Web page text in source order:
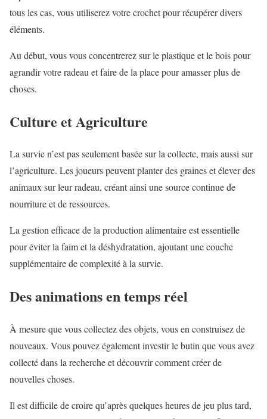
tous les cas, vous utiliserez votre crochet pour récupérer divers
éléments.
Au début, vous vous concentrerez sur le plastique et le bois pour
agrandir votre radeau et faire de la place pour amasser plus de
choses.
Culture et Agriculture
La survie n’est pas seulement basée sur la collecte, mais aussi sur
l’agriculture. Les joueurs peuvent planter des graines et élever des
animaux sur leur radeau, créant ainsi une source continue de
nourriture et de ressources.
La gestion efficace de la production alimentaire est essentielle
pour éviter la faim et la déshydratation, ajoutant une couche
supplémentaire de complexité à la survie.
Des animations en temps réel
À mesure que vous collectez des objets, vous en construisez de
nouveaux. Vous pouvez également investir le butin que vous avez
collecté dans la recherche et découvrir comment créer de
nouvelles choses.
Il est difficile de croire qu’après quelques heures de jeu plus tard,